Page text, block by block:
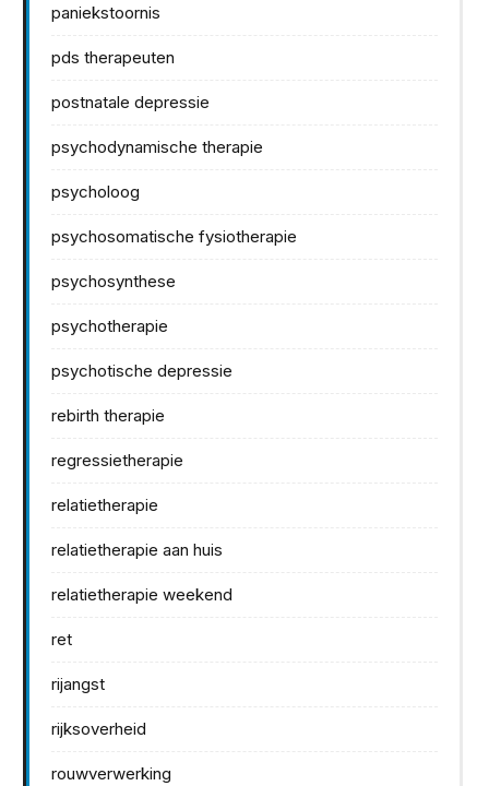
paniekstoornis
pds therapeuten
postnatale depressie
psychodynamische therapie
psycholoog
psychosomatische fysiotherapie
psychosynthese
psychotherapie
psychotische depressie
rebirth therapie
regressietherapie
relatietherapie
relatietherapie aan huis
relatietherapie weekend
ret
rijangst
rijksoverheid
rouwverwerking